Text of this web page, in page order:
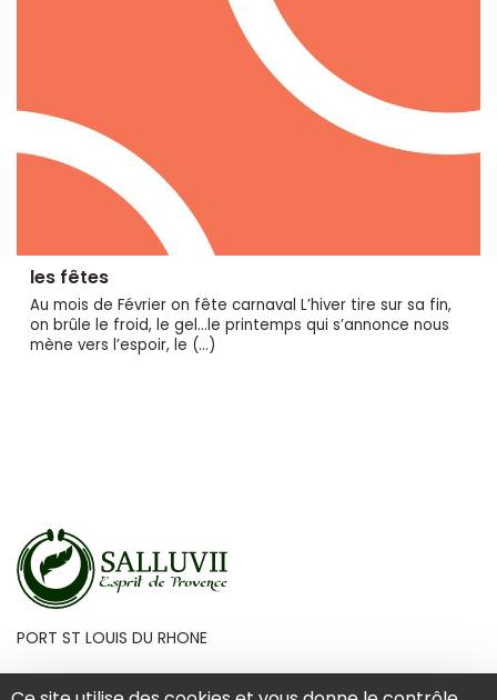
les fêtes
Au mois de Février on fête carnaval L’hiver tire sur sa fin,
on brûle le froid, le gel...le printemps qui s’annonce nous
mène vers l’espoir, le (…)
PORT ST LOUIS DU RHONE